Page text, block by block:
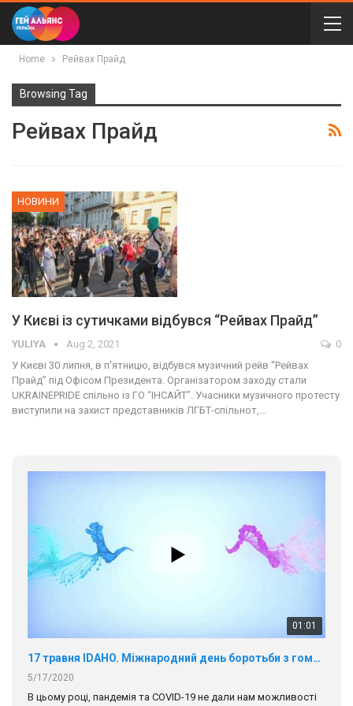
Home Рейвах Прайд
Browsing Tag
Рейвах Прайд
НОВИНИ
У Києві із сутичками відбувся “Рейвах Прайд”
YULIYA Aug 2, 2021
0
У Києві 30 липня, в п'ятницю, відбувся музичний рейв “Рейвах
Прайд” під Офісом Президента. Організатором заходу стали
UKRAINEPRIDE спільно із ГО “ІНСАЙТ”. Учасники музичного протесту
виступили на захист представників ЛГБТ-спільнот,…
01:01
17 травня IDAHO. Міжнародний день боротьби з гомофобією трансфобією і біфобія.
5/17/2020
В цьому році, пандемія та COVІD-19 не дали нам можливості